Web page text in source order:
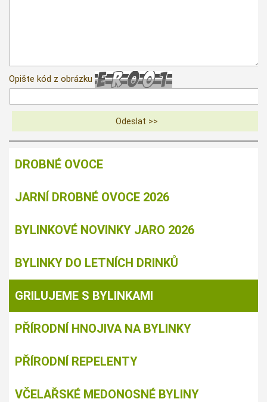
Opište kód z obrázku
DROBNÉ OVOCE
JARNÍ DROBNÉ OVOCE 2026
BYLINKOVÉ NOVINKY JARO 2026
BYLINKY DO LETNÍCH DRINKŮ
GRILUJEME S BYLINKAMI
PŘÍRODNÍ HNOJIVA NA BYLINKY
PŘÍRODNÍ REPELENTY
VČELAŘSKÉ MEDONOSNÉ BYLINY